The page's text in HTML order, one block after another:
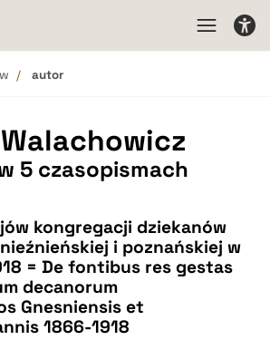
autor
5 czasopismach
kongregacji dziekanów
i poznańskiej w
= De fontibus res gestas
decanorum
Gnesniensis et
1866-1918